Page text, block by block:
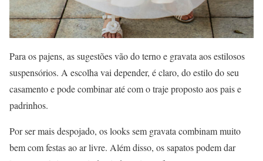
Para os pajens, as sugestões vão do terno e gravata aos estilosos
suspensórios. A escolha vai depender, é claro, do estilo do seu
casamento e pode combinar até com o traje proposto aos pais e
padrinhos.
Por ser mais despojado, os looks sem gravata combinam muito
bem com festas ao ar livre. Além disso, os sapatos podem dar